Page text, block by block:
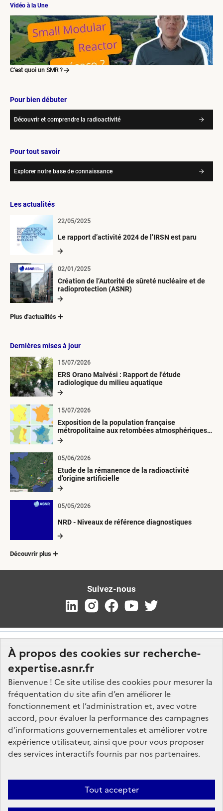
À propos des cookies sur recherche-
expertise.asnr.fr
Bienvenue ! Ce site utilise des cookies pour mesurer la
fréquentation du site afin d’en améliorer le
fonctionnement et l’administration et, avec votre
accord, pour évaluer la performance des campagnes
d’informations gouvernementales et améliorer votre
expérience utilisateur, ainsi que pour vous proposer
des services interactifs fournis par nos partenaires.
Tout accepter
Vidéo à la Une
C’est quoi un SMR ?
Pour bien débuter
Découvrir et comprendre la radioactivité
Pour tout savoir
Explorer notre base de connaissance
Les actualités
Le rapport d’activité 2024 de l’IRSN est paru
22/05/2025
Création de l’Autorité de sûreté nucléaire et de
radioprotection (ASNR)
02/01/2025
Plus d'actualités
Dernières mises à jour
ERS Orano Malvési : Rapport de l'étude
radiologique du milieu aquatique
15/07/2026
Exposition de la population française
métropolitaine aux retombées atmosphériques
radioactives depuis 1945
15/07/2026
Etude de la rémanence de la radioactivité
d’origine artificielle
05/06/2026
NRD - Niveaux de référence diagnostiques
05/05/2026
Découvrir plus
Suivez-nous
Nos marchés
Nos offres d'emploi
FAQ
Glossaire
Plan du site